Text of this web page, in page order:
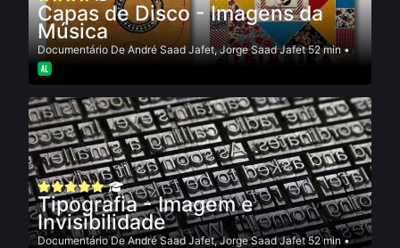
Capas de Disco - Imagens da
Música
Documentário De André Saad Jafet,Jorge Saad Jafet52 min •
Tipografia - Imagem e
Invisibilidade
DocumentárioDeAndré Saad Jafet,Jorge Saad Jafet52 min •